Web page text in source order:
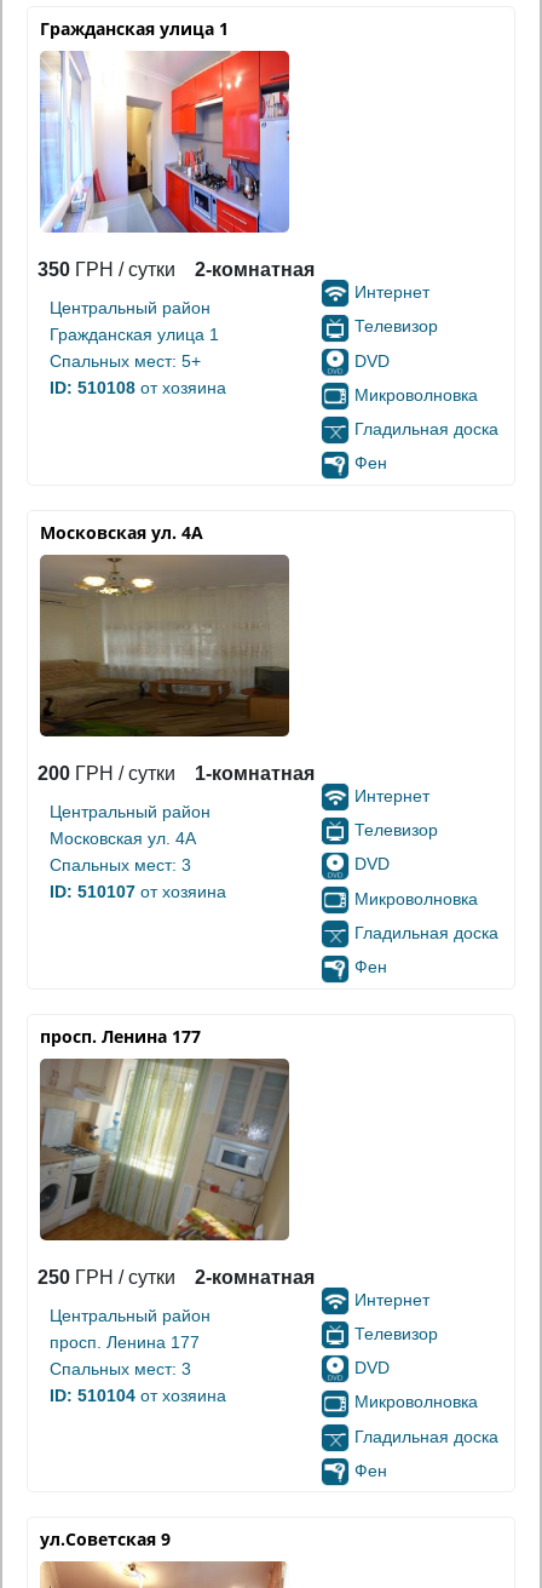
Гражданская улица 1
350 ГРН / сутки 2-комнатная
Центральный район
Гражданская улица 1
Спальных мест: 5+
ID: 510108 от хозяина
Интернет
Телевизор
DVD
Микроволновка
Гладильная доска
Фен
Московская ул. 4А
200 ГРН / сутки 1-комнатная
Центральный район
Московская ул. 4А
Спальных мест: 3
ID: 510107 от хозяина
Интернет
Телевизор
DVD
Микроволновка
Гладильная доска
Фен
просп. Ленина 177
250 ГРН / сутки 2-комнатная
Центральный район
просп. Ленина 177
Спальных мест: 3
ID: 510104 от хозяина
Интернет
Телевизор
DVD
Микроволновка
Гладильная доска
Фен
ул.Советская 9